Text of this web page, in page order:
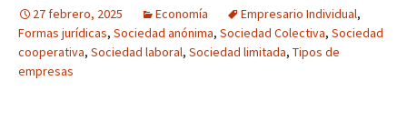
27 febrero, 2025 Economía Empresario Individual,
Formas jurídicas, Sociedad anónima, Sociedad Colectiva, Sociedad
cooperativa, Sociedad laboral, Sociedad limitada, Tipos de
empresas